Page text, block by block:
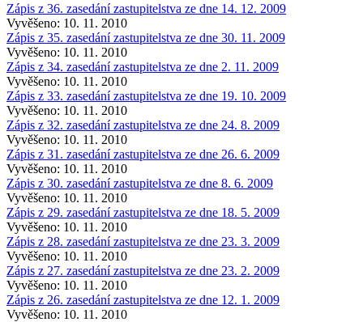
Zápis z 36. zasedání zastupitelstva ze dne 14. 12. 2009
Vyvěšeno: 10. 11. 2010
Zápis z 35. zasedání zastupitelstva ze dne 30. 11. 2009
Vyvěšeno: 10. 11. 2010
Zápis z 34. zasedání zastupitelstva ze dne 2. 11. 2009
Vyvěšeno: 10. 11. 2010
Zápis z 33. zasedání zastupitelstva ze dne 19. 10. 2009
Vyvěšeno: 10. 11. 2010
Zápis z 32. zasedání zastupitelstva ze dne 24. 8. 2009
Vyvěšeno: 10. 11. 2010
Zápis z 31. zasedání zastupitelstva ze dne 26. 6. 2009
Vyvěšeno: 10. 11. 2010
Zápis z 30. zasedání zastupitelstva ze dne 8. 6. 2009
Vyvěšeno: 10. 11. 2010
Zápis z 29. zasedání zastupitelstva ze dne 18. 5. 2009
Vyvěšeno: 10. 11. 2010
Zápis z 28. zasedání zastupitelstva ze dne 23. 3. 2009
Vyvěšeno: 10. 11. 2010
Zápis z 27. zasedání zastupitelstva ze dne 23. 2. 2009
Vyvěšeno: 10. 11. 2010
Zápis z 26. zasedání zastupitelstva ze dne 12. 1. 2009
Vyvěšeno: 10. 11. 2010